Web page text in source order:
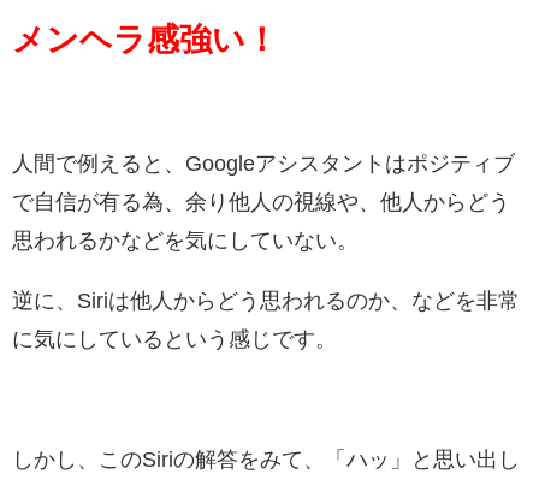
メンヘラ感強い！
人間で例えると、Googleアシスタントはポジティブ
で自信が有る為、余り他人の視線や、他人からどう
思われるかなどを気にしていない。
逆に、Siriは他人からどう思われるのか、などを非常
に気にしているという感じです。
しかし、このSiriの解答をみて、「ハッ」と思い出し